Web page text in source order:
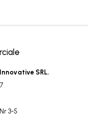
SRL.
3-5